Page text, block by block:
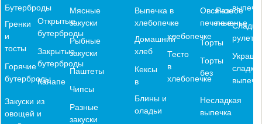
Бутерброды
Гренки
и
тосты
Горячие
бутерброды
Открытые
бутерброды
Закрытые
бутерброды
Канапе
Закуски из
овощей и
Мясные
закуски
Рыбные
закуски
Паштеты
Чипсы
Разные
закуски
Выпечка в
хлебопечке
Домашний
хлеб
Кексы
в
хлебопечке
Тесто
в
хлебопечке
Блины и
оладьи
Овсяное
печенье
Разное
печенье
Торты
Торты
без
рулеты
Несладкая
выпечка